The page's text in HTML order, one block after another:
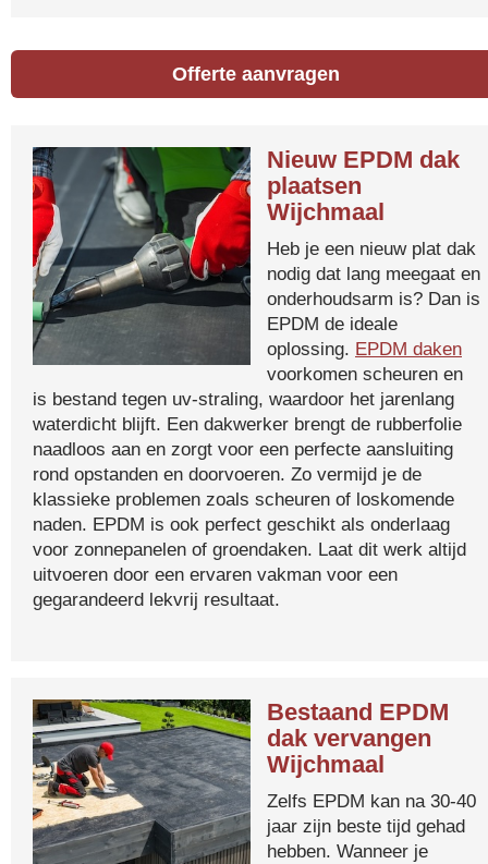
Offerte aanvragen
Nieuw EPDM dak
plaatsen
Wijchmaal
Heb je een nieuw plat dak
nodig dat lang meegaat en
onderhoudsarm is? Dan is
EPDM de ideale
oplossing. EPDM daken
voorkomen scheuren en
is bestand tegen uv-straling, waardoor het jarenlang
waterdicht blijft. Een dakwerker brengt de rubberfolie
naadloos aan en zorgt voor een perfecte aansluiting
rond opstanden en doorvoeren. Zo vermijd je de
klassieke problemen zoals scheuren of loskomende
naden. EPDM is ook perfect geschikt als onderlaag
voor zonnepanelen of groendaken. Laat dit werk altijd
uitvoeren door een ervaren vakman voor een
gegarandeerd lekvrij resultaat.
Bestaand EPDM
dak vervangen
Wijchmaal
Zelfs EPDM kan na 30-40
jaar zijn beste tijd gehad
hebben. Wanneer je